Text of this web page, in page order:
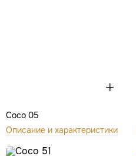
Coco 05
Описание и характеристики